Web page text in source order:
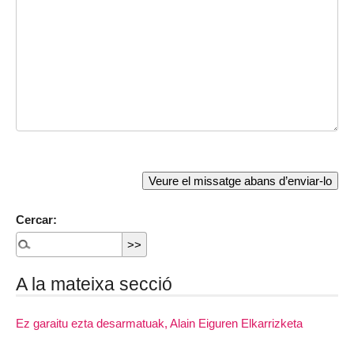
Cercar:
A la mateixa secció
Ez garaitu ezta desarmatuak, Alain Eiguren Elkarrizketa